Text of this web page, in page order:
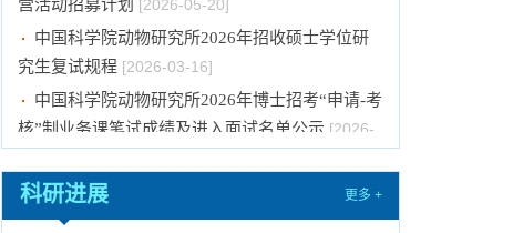
中国科学院动物研究所2026年招收硕士学位研
究生复试规程[2026-03-16]
中国科学院动物研究所2026年博士招考“申请-考
核”制业务课笔试成绩及进入面试名单公示[2026-
01-22]
核”制业务课笔试、面试总体要求及规程
[2026-01-
科研进展 更多 +